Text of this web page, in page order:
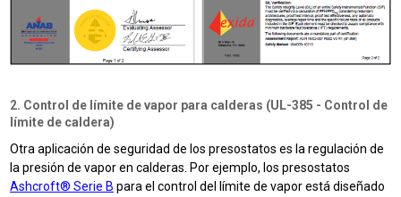
2. Control de límite de vapor para calderas (UL-385 - Control de
límite de caldera)
Otra aplicación de seguridad de los presostatos es la regulación de
la presión de vapor en calderas. Por ejemplo, los presostatos
Ashcroft® Serie B para el control del límite de vapor está diseñado